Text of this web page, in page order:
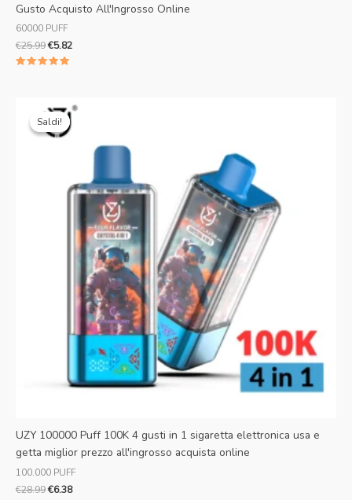
Gusto Acquisto All'Ingrosso Online
60000 PUFF
€25.99€5.82
Saldi!
Saldi!
UZY 100000 Puff 100K 4 gusti in 1 sigaretta elettronica usa e
getta miglior prezzo all'ingrosso acquista online
100.000 PUFF
€28.99
prezzo
originale
era:
€6.38
Il
prezzo
€6.38.